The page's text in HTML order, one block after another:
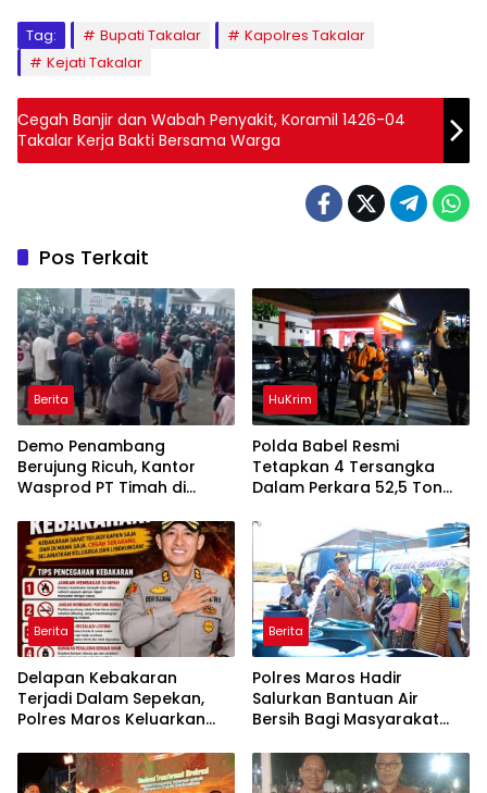
Tag: Bupati Takalar
Kapolres Takalar
Kejati Takalar
Cegah Banjir dan Wabah Penyakit, Koramil 1426-04
Takalar Kerja Bakti Bersama Warga
Pos Terkait
Berita
Demo Penambang
Berujung Ricuh, Kantor
Wasprod PT Timah di
HuKrim
Polda Babel Resmi
Tetapkan 4 Tersangka
Dalam Perkara 52,5 Ton
Belitung
Berita
Delapan Kebakaran
Terjadi Dalam Sepekan,
Polres Maros Keluarkan
Masyarakat
Berita
Polres Maros Hadir
Salurkan Bantuan Air
Bersih Bagi Masyarakat
Di Maros